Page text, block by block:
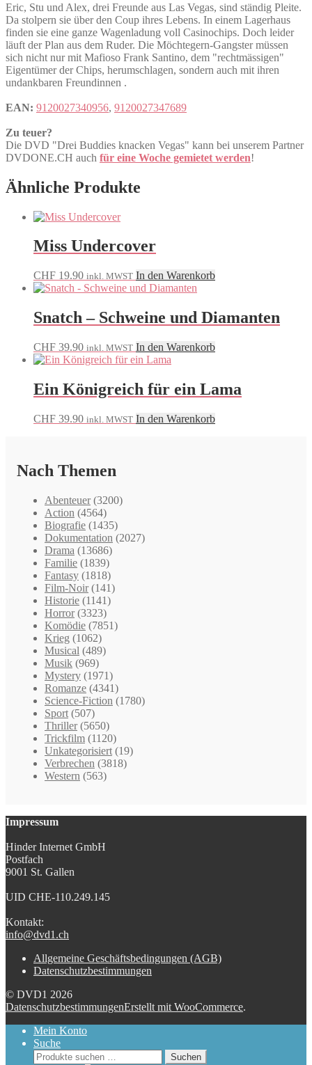
Eric, Stu und Alex, drei Freunde aus Las Vegas, sind ständig Pleite.
Da stolpern sie über den Coup ihres Lebens. In einem Lagerhaus
finden sie eine ganze Wagenladung voll Casinochips. Doch leider
läuft der Plan aus dem Ruder. Die Möchtegern-Gangster müssen
sich nicht nur mit Mafioso Frank Santino, dem "rechtmässigen"
Eigentümer der Chips, herumschlagen, sondern auch mit ihren
undankbaren Freundinnen .
EAN: 9120027340956, 9120027347689
Zu teuer?
Die DVD "Drei Buddies knacken Vegas" kann bei unserem Partner
DVDONE.CH auch für eine Woche gemietet werden!
Ähnliche Produkte
Miss Undercover
CHF 19.90 inkl. MWST In den Warenkorb
Snatch – Schweine und Diamanten
CHF 39.90 inkl. MWST In den Warenkorb
Ein Königreich für ein Lama
CHF 39.90 inkl. MWST In den Warenkorb
Nach Themen
Abenteuer (3200)
Action (4564)
Biografie (1435)
Dokumentation (2027)
Drama (13686)
Familie (1839)
Fantasy (1818)
Film-Noir (141)
Historie (1141)
Horror (3323)
Komödie (7851)
Krieg (1062)
Musical (489)
Musik (969)
Mystery (1971)
Romanze (4341)
Science-Fiction (1780)
Sport (507)
Thriller (5650)
Trickfilm (1120)
Unkategorisiert (19)
Verbrechen (3818)
Western (563)
Impressum
Hinder Internet GmbH
Postfach
9001 St. Gallen
UID CHE-110.249.145
Kontakt:
info@dvd1.ch
Allgemeine Geschäftsbedingungen (AGB)
Datenschutzbestimmungen
© DVD1 2026
DatenschutzbestimmungenErstellt mit WooCommerce.
Mein Konto
Suche
Suchen
Suchen